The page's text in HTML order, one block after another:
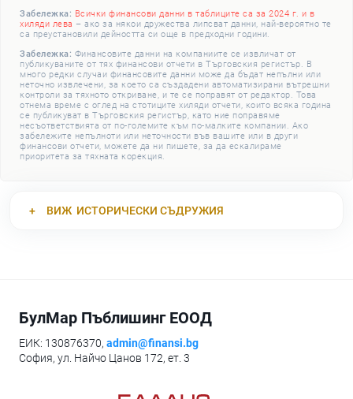
Забележка: Всички финансови данни в таблиците са за 2024 г. и в
хиляди лева – ако за някои дружества липсват данни, най-вероятно те
са преустановили дейността си още в предходни години.
Забележка: Финансовите данни на компаниите се извличат от
публикуваните от тях финансови отчети в Търговския регистър. В
много редки случаи финансовите данни може да бъдат непълни или
неточно извлечени, за което са създадени автоматизирани вътрешни
контроли за тяхното откриване, и те се поправят от редактор. Това
отнема време с оглед на стотиците хиляди отчети, които всяка година
се публикуват в Търговския регистър, като ние поправяме
несъответствията от по-големите към по-малките компании. Ако
забележите непълноти или неточности във вашите или в други
финансови отчети, можете да ни пишете, за да ескалираме
приоритета за тяхната корекция.
ВИЖ ИСТОРИЧЕСКИ СЪДРУЖИЯ
БулМар Пъблишинг ЕООД
ЕИК: 130876370, admin@finansi.bg
София, ул. Найчо Цанов 172, ет. 3